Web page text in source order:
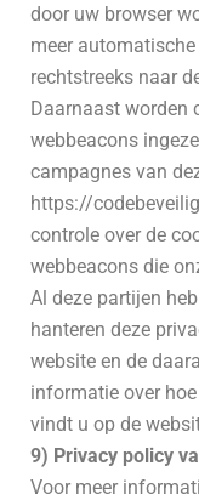
door uw browser
meer
rechtstreeks naar
Daarnaast worden
webbeacons
campagnes van
https://
controle over de
webbeacons die
Al deze partijen
hanteren deze
website en de
informatie over
vindt u op de
9) Privacy policy
Voor meer